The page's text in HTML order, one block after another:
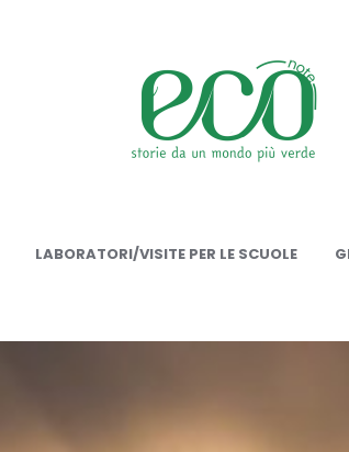
LABORATORI/VISITE PER LE SCUOLE